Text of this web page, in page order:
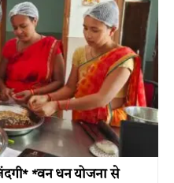
*वन धन योजना से